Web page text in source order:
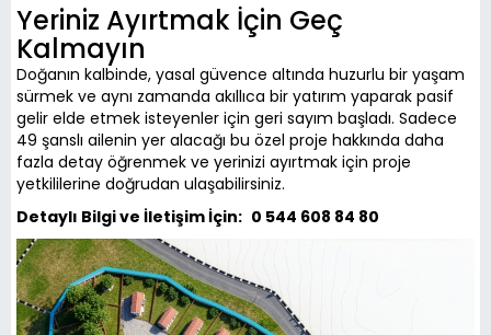
Yeriniz Ayırtmak İçin Geç
Kalmayın
Doğanın kalbinde, yasal güvence altında huzurlu bir yaşam
sürmek ve aynı zamanda akıllıca bir yatırım yaparak pasif
gelir elde etmek isteyenler için geri sayım başladı. Sadece
49 şanslı ailenin yer alacağı bu özel proje hakkında daha
fazla detay öğrenmek ve yerinizi ayırtmak için proje
yetkililerine doğrudan ulaşabilirsiniz.
Detaylı Bilgi ve İletişim İçin: 0 544 608 84 80